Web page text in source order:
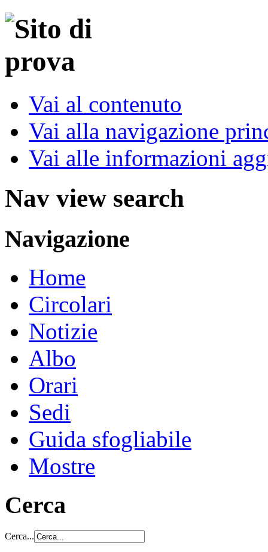
Vai al contenuto
Vai alla navigazione
Vai alle informazioni
Nav view search
Navigazione
Home
Circolari
Notizie
Albo
Orari
Sedi
Guida sfogliabile
Mostre
Cerca
Cerca...